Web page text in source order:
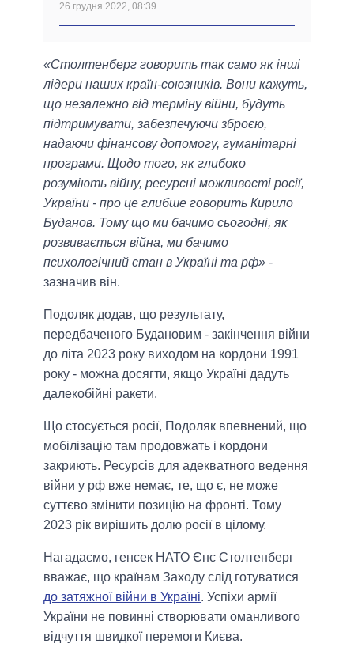
26 грудня 2022, 08:39
«Столтенберг говорить так само як інші
лідери наших країн-союзників. Вони кажуть,
що незалежно від терміну війни, будуть
підтримувати, забезпечуючи зброєю,
надаючи фінансову допомогу, гуманітарні
програми. Щодо того, як глибоко
розуміють війну, ресурсні можливості росії,
України - про це глибше говорить Кирило
Буданов. Тому що ми бачимо сьогодні, як
розвивається війна, ми бачимо
психологічний стан в Україні та рф» -
зазначив він.
Подоляк додав, що результату,
передбаченого Будановим - закінчення війни
до літа 2023 року виходом на кордони 1991
року - можна досягти, якщо Україні дадуть
далекобійні ракети.
Що стосується росії, Подоляк впевнений, що
мобілізацію там продовжать і кордони
закриють. Ресурсів для адекватного ведення
війни у рф вже немає, те, що є, не може
суттєво змінити позицію на фронті. Тому
2023 рік вирішить долю росії в цілому.
Нагадаємо, генсек НАТО Єнс Столтенберг
вважає, що країнам Заходу слід готуватися
до затяжної війни в Україні. Успіхи армії
України не повинні створювати оманливого
відчуття швидкої перемоги Києва.